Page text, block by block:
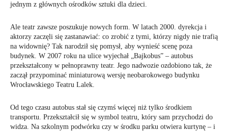
jednym z głównych ośrodków sztuki dla dzieci.
Ale teatr zawsze poszukuje nowych form. W latach 2000. dyrekcja i
aktorzy zaczęli się zastanawiać: co zrobić z tymi, którzy nigdy nie trafią
na widownię? Tak narodził się pomysł, aby wynieść scenę poza
budynek. W 2007 roku na ulice wyjechał „Bajkobus” – autobus
przekształcony w pełnoprawny teatr. Jego nadwozie ozdobiono tak, że
zaczął przypominać miniaturową wersję neobarokowego budynku
Wrocławskiego Teatru Lalek.
Od tego czasu autobus stał się czymś więcej niż tylko środkiem
transportu. Przekształcił się w symbol teatru, który sam przychodzi do
widza. Na szkolnym podwórku czy w środku parku otwiera kurtynę – i